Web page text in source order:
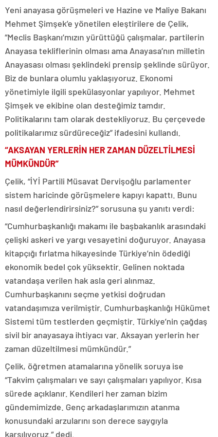
Yeni anayasa görüşmeleri ve Hazine ve Maliye Bakanı
Mehmet Şimşek’e yönetilen eleştirilere de Çelik,
”Meclis Başkanı’mızın yürüttüğü çalışmalar, partilerin
Anayasa tekliflerinin olması ama Anayasa’nın milletin
Anayasası olması şeklindeki prensip şeklinde sürüyor.
Biz de bunlara olumlu yaklaşıyoruz. Ekonomi
yönetimiyle ilgili spekülasyonlar yapılıyor. Mehmet
Şimşek ve ekibine olan desteğimiz tamdır.
Politikalarını tam olarak destekliyoruz. Bu çerçevede
politikalarımız sürdüreceğiz” ifadesini kullandı.
“AKSAYAN YERLERİN HER ZAMAN DÜZELTİLMESİ
MÜMKÜNDÜR”
Çelik, “İYİ Partili Müsavat Dervişoğlu parlamenter
sistem haricinde görüşmelere kapıyı kapattı. Bunu
nasıl değerlendirirsiniz?” sorusuna şu yanıtı verdi:
“Cumhurbaşkanlığı makamı ile başbakanlık arasındaki
çelişki askeri ve yargı vesayetini doğuruyor. Anayasa
kitapçığı fırlatma hikayesinde Türkiye’nin ödediği
ekonomik bedel çok yüksektir. Gelinen noktada
vatandaşa verilen hak asla geri alınmaz.
Cumhurbaşkanını seçme yetkisi doğrudan
vatandaşımıza verilmiştir. Cumhurbaşkanlığı Hükümet
Sistemi tüm testlerden geçmiştir. Türkiye’nin çağdaş
sivil bir anayasaya ihtiyacı var. Aksayan yerlerin her
zaman düzeltilmesi mümkündür.”
Çelik, öğretmen atamalarına yönelik soruya ise
“Takvim çalışmaları ve sayı çalışmaları yapılıyor. Kısa
sürede açıklanır. Kendileri her zaman bizim
gündemimizde. Genç arkadaşlarımızın atanma
konusundaki arzularını son derece saygıyla
karşılıyoruz.” dedi.